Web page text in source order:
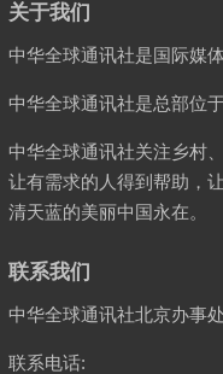
关于我们
中华全球通讯社是国际媒
中华全球通讯社是总部位
中华全球通讯社关注乡村
让有需求的人得到帮助，
清天蓝的美丽中国永在。
联系我们
中华全球通讯社北京办事处
联系电话: